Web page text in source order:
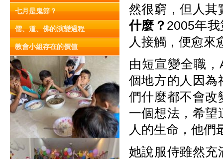
七月是鬼節？
儒、道、佛的演變過程
教會小組存在的價值
然很窮，但人其
什麼？ 2005年
人接觸，便愈
由短宣變全職
個地方的人因為
們什麼都不會改
一個想法，希望
人的生命，他
她說服侍雖然充